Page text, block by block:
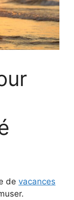
de vacances